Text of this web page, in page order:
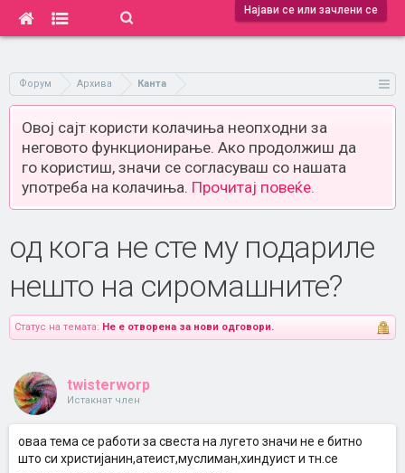
Најави се или зачлени се
Форум Архива Канта
Овој сајт користи колачиња неопходни за
неговото функционирање. Ако продолжиш да
го користиш, значи се согласуваш со нашата
употреба на колачиња. Прочитај повеќе.
од кога не сте му подариле
нешто на сиромашните?
Статус на темата: Не е отворена за нови одговори.
twisterworp
Истакнат член
оваа тема се работи за свеста на лугето значи не е битно
што си христијанин,атеист,муслиман,хиндуист и тн.се